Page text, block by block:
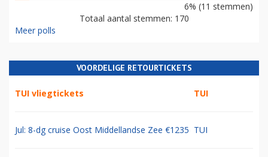
6% (11 stemmen)
Totaal aantal stemmen: 170
Meer polls
VOORDELIGE RETOURTICKETS
TUI vliegtickets TUI
Jul: 8-dg cruise Oost Middellandse Zee €1235 TUI